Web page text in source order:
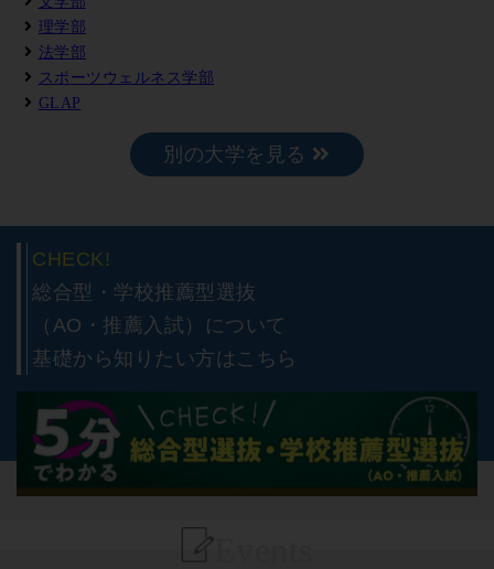
理学部
法学部
スポーツウェルネス学部
GLAP
別の大学を見る
CHECK!
総合型・学校推薦型選抜
（AO・推薦入試）について
基礎から知りたい方はこちら